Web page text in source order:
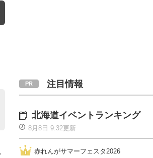
注目情報
北海道イベントランキング
8月8日 9:32更新
赤れんがサマーフェスタ2026